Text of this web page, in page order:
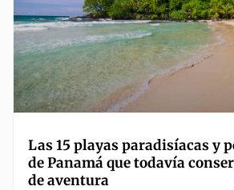
Las 15 playas paradisíacas y
de Panamá que todavía
de aventura